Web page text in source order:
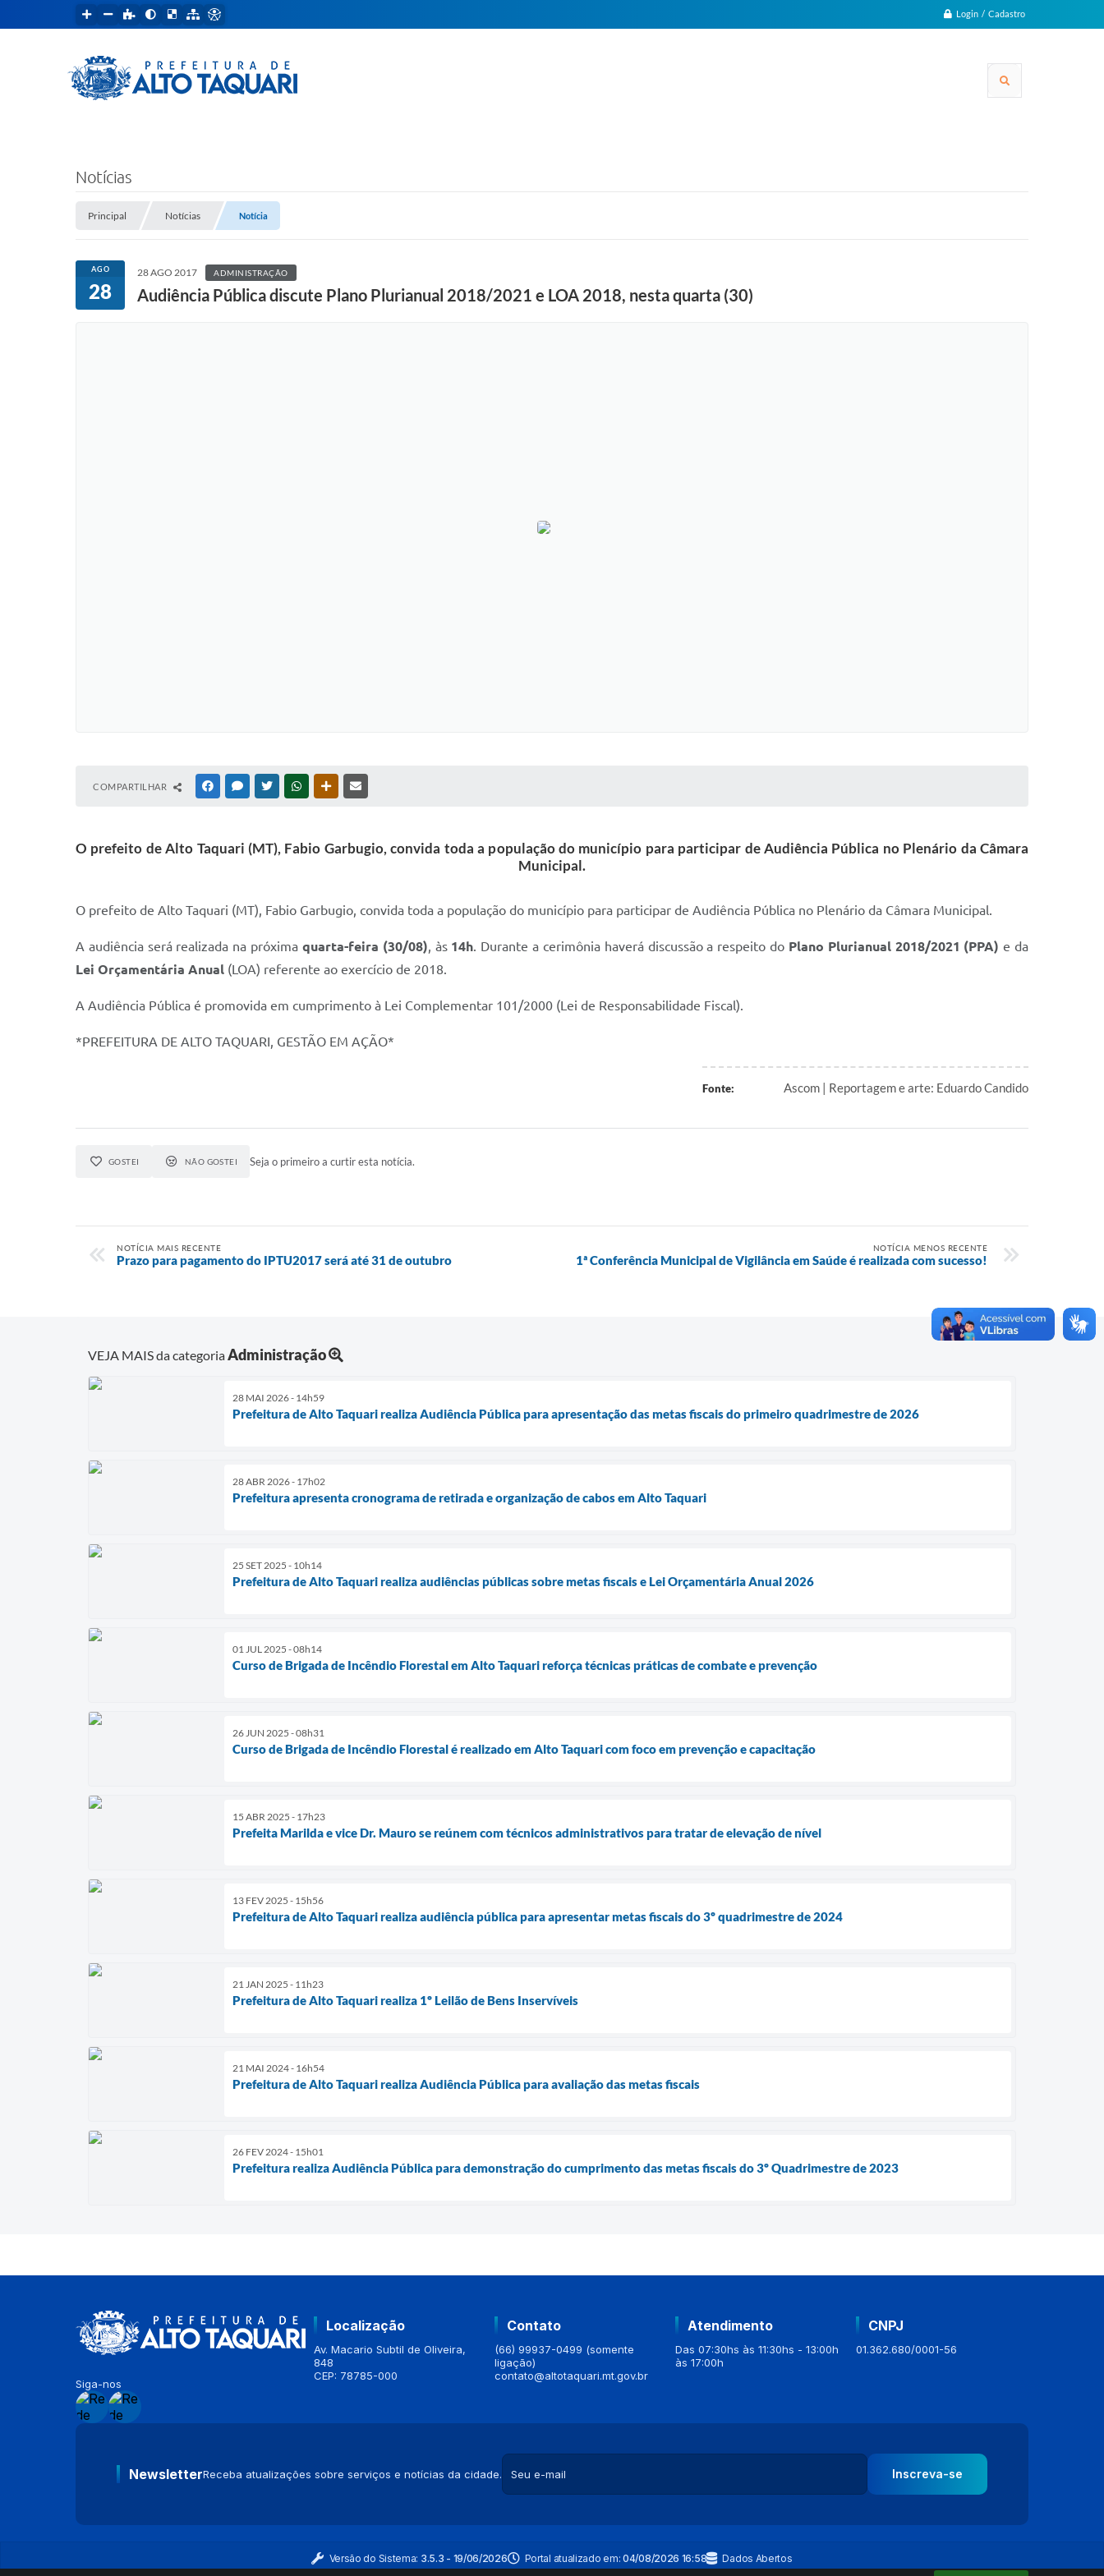
Login / Cadastro
Notícias
Principal Notícias Notícia
AGO
28
28 AGO 2017 ADMINISTRAÇÃO
Audiência Pública discute Plano Plurianual 2018/2021 e LOA 2018, nesta quarta (30)
COMPARTILHAR FACEBOOKMESSENGER
TWITTERWHATSAPPOUTRAS MÍDIAS
O prefeito de Alto Taquari (MT), Fabio Garbugio, convida toda a população do município para participar de Audiência Pública no Plenário da Câmara
Municipal.
O prefeito de Alto Taquari (MT), Fabio Garbugio, convida toda a população do município para participar de Audiência Pública no Plenário da Câmara Municipal.
A audiência será realizada na próxima quarta-feira (30/08), às 14h. Durante a cerimônia haverá discussão a respeito do Plano Plurianual 2018/2021 (PPA) e da
Lei Orçamentária Anual (LOA) referente ao exercício de 2018.
A Audiência Pública é promovida em cumprimento à Lei Complementar 101/2000 (Lei de Responsabilidade Fiscal).
*PREFEITURA DE ALTO TAQUARI, GESTÃO EM AÇÃO*
Fonte: Ascom | Reportagem e arte: Eduardo Candido
GOSTEI NÃO GOSTEI Seja o primeiro a curtir esta notícia.
NOTÍCIA MAIS RECENTE
Prazo para pagamento do IPTU2017 será até 31 de outubro
NOTÍCIA MENOS RECENTE
1ª Conferência Municipal de Vigilância em Saúde é realizada com sucesso!
VEJA MAIS da categoriaAdministração
28 MAI 2026 - 14h59
Prefeitura de Alto Taquari realiza Audiência Pública para apresentação das metas fiscais do primeiro quadrimestre de 2026
28 ABR 2026 - 17h02
Prefeitura apresenta cronograma de retirada e organização de cabos em Alto Taquari
25 SET 2025 - 10h14
Prefeitura de Alto Taquari realiza audiências públicas sobre metas fiscais e Lei Orçamentária Anual 2026
01 JUL 2025 - 08h14
Curso de Brigada de Incêndio Florestal em Alto Taquari reforça técnicas práticas de combate e prevenção
26 JUN 2025 - 08h31
Curso de Brigada de Incêndio Florestal é realizado em Alto Taquari com foco em prevenção e capacitação
15 ABR 2025 - 17h23
Prefeita Marilda e vice Dr. Mauro se reúnem com técnicos administrativos para tratar de elevação de nível
13 FEV 2025 - 15h56
Prefeitura de Alto Taquari realiza audiência pública para apresentar metas fiscais do 3º quadrimestre de 2024
21 JAN 2025 - 11h23
Prefeitura de Alto Taquari realiza 1º Leilão de Bens Inservíveis
21 MAI 2024 - 16h54
Prefeitura de Alto Taquari realiza Audiência Pública para avaliação das metas fiscais
26 FEV 2024 - 15h01
Prefeitura realiza Audiência Pública para demonstração do cumprimento das metas fiscais do 3º Quadrimestre de 2023
Siga-nos
Localização
Av. Macario Subtil de Oliveira,
848
CEP: 78785-000
Contato
(66) 99937-0499 (somente
ligação)
contato@altotaquari.mt.gov.br
Atendimento
Das 07:30hs às 11:30hs - 13:00h
às 17:00h
CNPJ
01.362.680/0001-56
NewsletterReceba atualizações sobre serviços e notícias da cidade. Inscreva-se
Versão do Sistema: 3.5.3 - 19/06/2026 Portal atualizado em:04/08/2026 16:58 Dados Abertos